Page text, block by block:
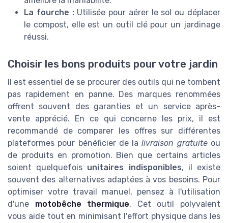
La fourche : Utilisée pour aérer le sol ou déplacer
le compost, elle est un outil clé pour un jardinage
réussi.
Choisir les bons produits pour votre jardin
Il est essentiel de se procurer des outils qui ne tombent
pas rapidement en panne. Des marques renommées
offrent souvent des garanties et un service après-
vente apprécié. En ce qui concerne les prix, il est
recommandé de comparer les offres sur différentes
plateformes pour bénéficier de lalivraison gratuiteou
de produits en promotion. Bien que certains articles
soient quelquefois unitaires indisponibles, il existe
souvent des alternatives adaptées à vos besoins. Pour
optimiser votre travail manuel, pensez à l'utilisation
d'une motobêche thermique. Cet outil polyvalent
vous aide tout en minimisant l'effort physique dans les